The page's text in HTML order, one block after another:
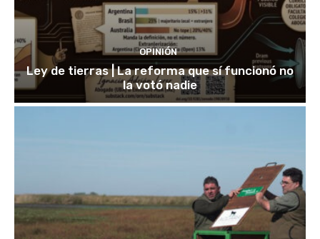
OPINIÓN
Ley de tierras | La reforma que sí funcionó no
la votó nadie